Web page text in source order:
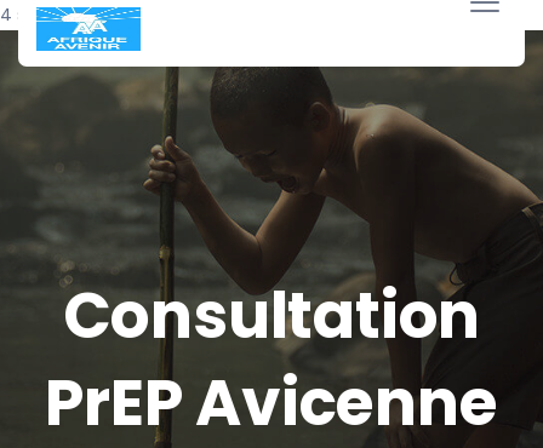
4 septembre 2016
Consultation
PrEP Avicenne